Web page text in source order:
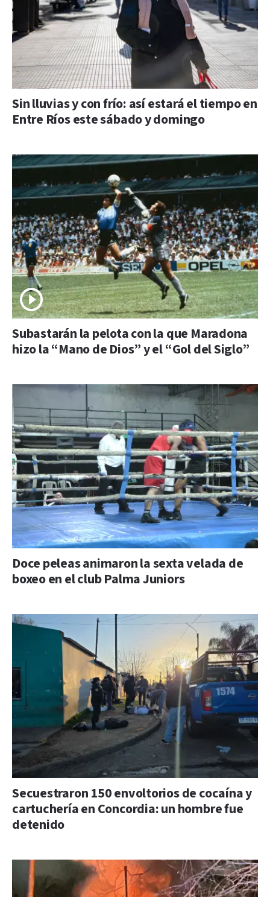
Sin lluvias y con frío: así estará el tiempo en
Entre Ríos este sábado y domingo
Subastarán la pelota con la que Maradona
hizo la “Mano de Dios” y el “Gol del Siglo”
Doce peleas animaron la sexta velada de
boxeo en el club Palma Juniors
Secuestraron 150 envoltorios de cocaína y
cartuchería en Concordia: un hombre fue
detenido